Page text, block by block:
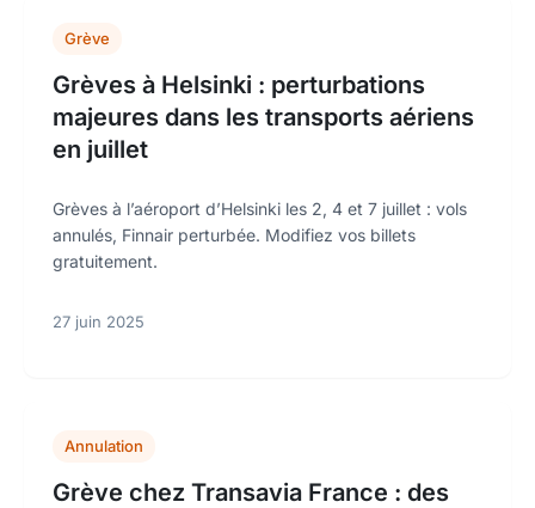
Grève
Grèves à Helsinki : perturbations
majeures dans les transports aériens
en juillet
Grèves à l’aéroport d’Helsinki les 2, 4 et 7 juillet : vols
annulés, Finnair perturbée. Modifiez vos billets
gratuitement.
27 juin 2025
Annulation
Grève chez Transavia France : des